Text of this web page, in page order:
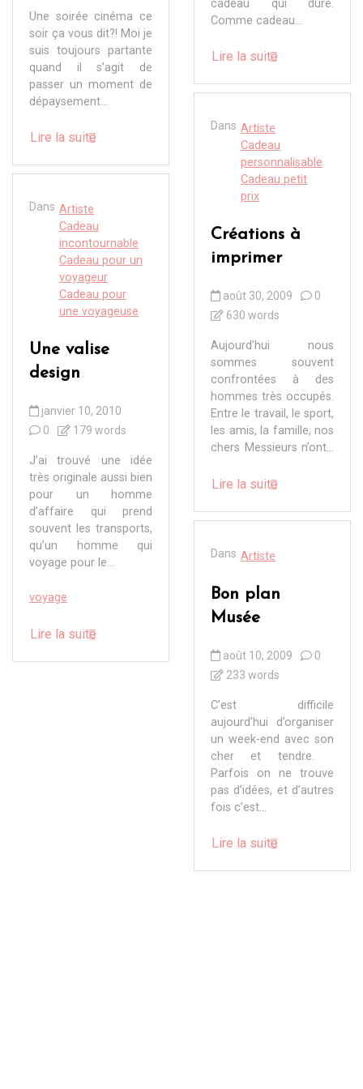
Une soirée cinéma ce
soir ça vous dit?! Moi je
suis toujours partante
quand il s’agit de
passer un moment de
dépaysement...
Lire la suite
Dans Artiste
Cadeau
incontournable
Cadeau pour un
voyageur
Cadeau pour
une voyageuse
Une valise
design
janvier 10, 2010
0
179 words
J’ai trouvé une idée
très originale aussi bien
pour un homme
d’affaire qui prend
souvent les transports,
qu’un homme qui
voyage pour le...
voyage
Lire la suite
cadeau qui dure.
Comme cadeau...
Lire la suite
Dans Artiste
Cadeau
personnalisable
Cadeau petit
prix
Créations à
imprimer
août 30, 2009
0
630 words
Aujourd’hui nous
sommes souvent
confrontées à des
hommes très occupés.
Entre le travail, le sport,
les amis, la famille, nos
chers Messieurs n’ont...
Lire la suite
Dans Artiste
Bon plan
Musée
août 10, 2009
0
233 words
C’est difficile
aujourd’hui d’organiser
un week-end avec son
cher et tendre.
Parfois on ne trouve
pas d’idées, et d’autres
fois c’est...
Lire la suite